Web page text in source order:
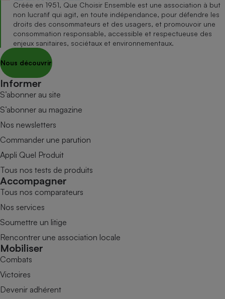
Créée en 1951, Que Choisir Ensemble est une association à but
non lucratif qui agit, en toute indépendance, pour défendre les
droits des consommateurs et des usagers, et promouvoir une
consommation responsable, accessible et respectueuse des
enjeux sanitaires, sociétaux et environnementaux.
Nous découvrir
Informer
S’abonner au site
S’abonner au magazine
Nos newsletters
Commander une parution
Appli Quel Produit
Tous nos tests de produits
Accompagner
Tous nos comparateurs
Nos services
Soumettre un litige
Rencontrer une association locale
Mobiliser
Combats
Victoires
Devenir adhérent